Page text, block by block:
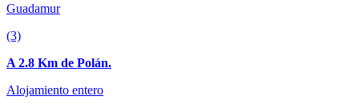
Guadamur
(3)
A 2.8 Km de Polán.
Alojamiento entero